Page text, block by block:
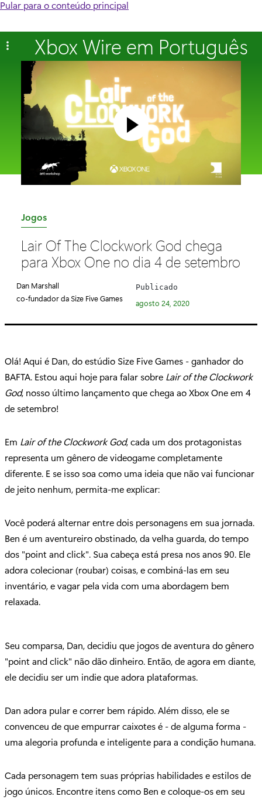
Pular para o conteúdo principal
Xbox Wire em Português
C
t
e
o
i
Jogos
Lair Of The Clockwork God chega
para Xbox One no dia 4 de setembro
Dan Marshall
co-fundador da Size Five Games
Publicado
agosto 24, 2020
Olá! Aqui é Dan, do estúdio Size Five Games - ganhador do
BAFTA. Estou aqui hoje para falar sobre Lair of the Clockwork
God, nosso último lançamento que chega ao Xbox One em 4
de setembro!
Em Lair of the Clockwork God, cada um dos protagonistas
representa um gênero de videogame completamente
diferente. E se isso soa como uma ideia que não vai funcionar
de jeito nenhum, permita-me explicar:
Você poderá alternar entre dois personagens em sua jornada.
Ben é um aventureiro obstinado, da velha guarda, do tempo
dos "point and click". Sua cabeça está presa nos anos 90. Ele
adora colecionar (roubar) coisas, e combiná-las em seu
inventário, e vagar pela vida com uma abordagem bem
relaxada.
Seu comparsa, Dan, decidiu que jogos de aventura do gênero
"point and click" não dão dinheiro. Então, de agora em diante,
ele decidiu ser um indie que adora plataformas.
Dan adora pular e correr bem rápido. Além disso, ele se
convenceu de que empurrar caixotes é - de alguma forma -
uma alegoria profunda e inteligente para a condição humana.
Cada personagem tem suas próprias habilidades e estilos de
jogo únicos. Encontre itens como Ben e coloque-os em seu